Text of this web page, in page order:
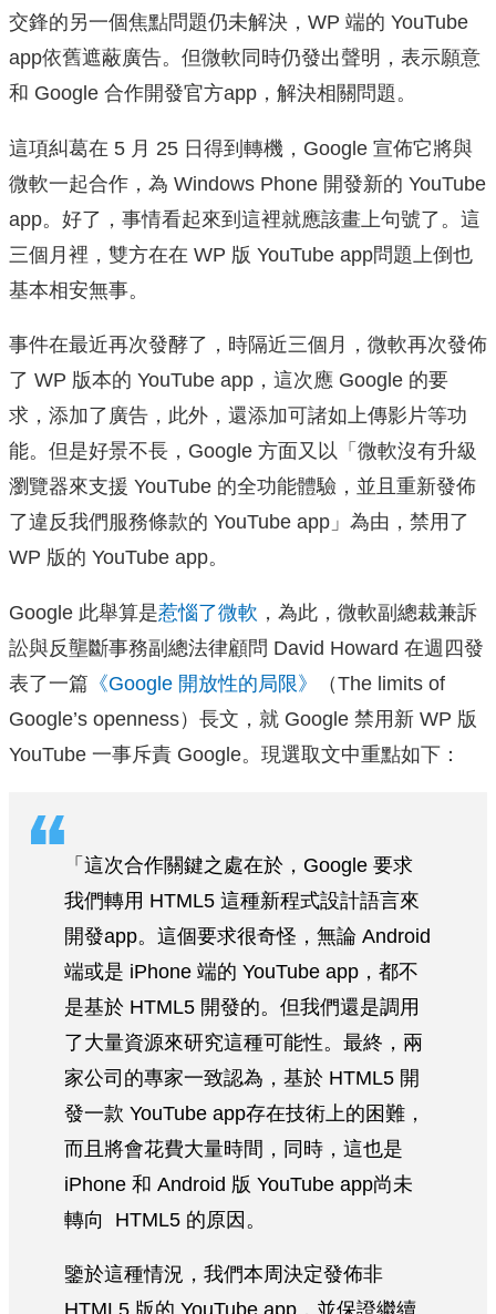
交鋒的另一個焦點問題仍未解決，WP 端的 YouTube
app依舊遮蔽廣告。但微軟同時仍發出聲明，表示願意
和 Google 合作開發官方app，解決相關問題。
這項糾葛在 5 月 25 日得到轉機，Google 宣佈它將與
微軟一起合作，為 Windows Phone 開發新的 YouTube
app。好了，事情看起來到這裡就應該畫上句號了。這
三個月裡，雙方在在 WP 版 YouTube app問題上倒也
基本相安無事。
事件在最近再次發酵了，時隔近三個月，微軟再次發佈
了 WP 版本的 YouTube app，這次應 Google 的要
求，添加了廣告，此外，還添加可諸如上傳影片等功
能。但是好景不長，Google 方面又以「微軟沒有升級
瀏覽器來支援 YouTube 的全功能體驗，並且重新發佈
了違反我們服務條款的 YouTube app」為由，禁用了
WP 版的 YouTube app。
Google 此舉算是惹惱了微軟 ，為此，微軟副總裁兼訴
訟與反壟斷事務副總法律顧問 David Howard 在週四發
表了一篇 《Google 開放性的局限》
（The limits of
Google’s openness）長文，就 Google 禁用新 WP 版
YouTube 一事斥責 Google。現選取文中重點如下：
「這次合作關鍵之處在於，Google 要求
我們轉用 HTML5 這種新程式設計語言來
開發app。這個要求很奇怪，無論 Android
端或是 iPhone 端的 YouTube app，都不
是基於 HTML5 開發的。但我們還是調用
了大量資源來研究這種可能性。最終，兩
家公司的專家一致認為，基於 HTML5 開
發一款 YouTube app存在技術上的困難，
而且將會花費大量時間，同時，這也是
iPhone 和 Android 版 YouTube app尚未
轉向 HTML5 的原因。
鑒於這種情況，我們本周決定發佈非